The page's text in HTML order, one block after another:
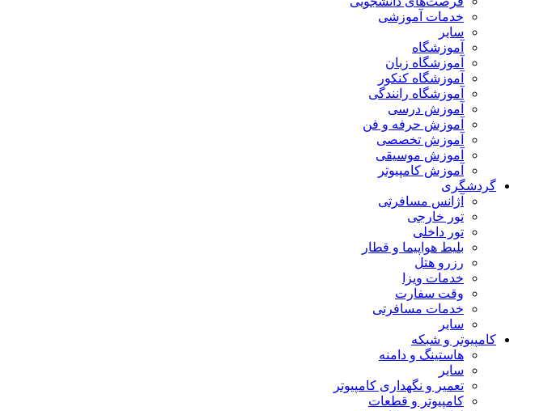
خدمات آموزشی
سایر
آموزشگاه
آموزشگاه زبان
آموزشگاه کنکور
آموزشگاه رانندگی
آموزش درسی
آموزش حرفه و فن
آموزش تخصصی
آموزش موسیقی
آموزش کامپیوتر
گردشگری
آژانس مسافرتی
تور خارجی
تور داخلی
بلیط هواپیما و قطار
رزرو هتل
خدمات ویزا
وقت سفارت
خدمات مسافرتی
سایر
کامپیوتر و شبکه
هاستینگ و دامنه
سایر
تعمیر و نگهداری کامپیوتر
کامپیوتر و قطعات